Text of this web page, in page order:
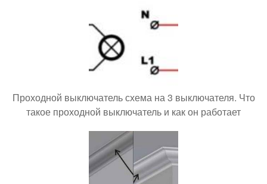
Проходной выключатель схема на 3 выключателя. Что
такое проходной выключатель и как он работает